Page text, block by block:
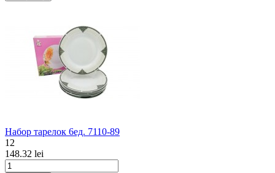
Набор тарелок 6ед. 7110-89
12
148.32 lei